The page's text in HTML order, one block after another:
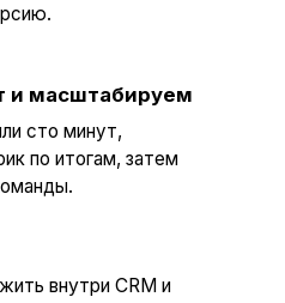
и масштабируем
сто минут,
по итогам, затем
внутри CRM и